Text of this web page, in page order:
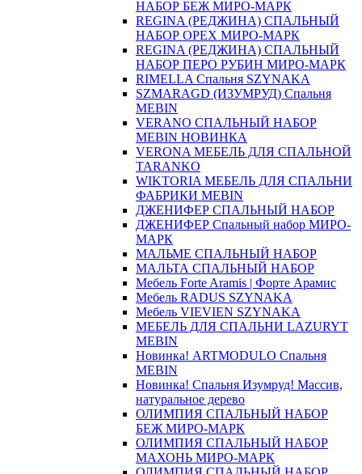
НАБОР БЕЖ МИРО-МАРК
REGINA (РЕДЖИНА) СПАЛЬНЫЙ
НАБОР ОРЕХ МИРО-МАРК
REGINA (РЕДЖИНА) СПАЛЬНЫЙ
НАБОР ПЕРО РУБИН МИРО-МАРК
RIMELLA Спальня SZYNAKA
SZMARAGD (ИЗУМРУД) Спальня
MEBIN
VERANO СПАЛЬНЫЙ НАБОР
MEBIN НОВИНКА
VERONA МЕБЕЛЬ ДЛЯ СПАЛЬНОЙ
TARANKO
WIKTORIA МЕБЕЛЬ ДЛЯ СПАЛЬНИ
ФАБРИКИ MEBIN
ДЖЕНИФЕР СПАЛЬНЫЙ НАБОР
ДЖЕНИФЕР Спальный набор МИРО-
МАРК
МАЛЬМЕ СПАЛЬНЫЙ НАБОР
МАЛЬТА СПАЛЬНЫЙ НАБОР
Мебель Forte Aramis | Форте Арамис
Мебель RADUS SZYNAKA
Мебель VIEVIEN SZYNAKA
МЕБЕЛЬ ДЛЯ СПАЛЬНИ LAZURYT
MEBIN
Новинка! ARTMODULO Спальня
MEBIN
Новинка! Спальня Изумруд! Массив,
натуральное дерево
ОЛИМПИЯ СПАЛЬНЫЙ НАБОР
БЕЖ МИРО-МАРК
ОЛИМПИЯ СПАЛЬНЫЙ НАБОР
МАХОНЬ МИРО-МАРК